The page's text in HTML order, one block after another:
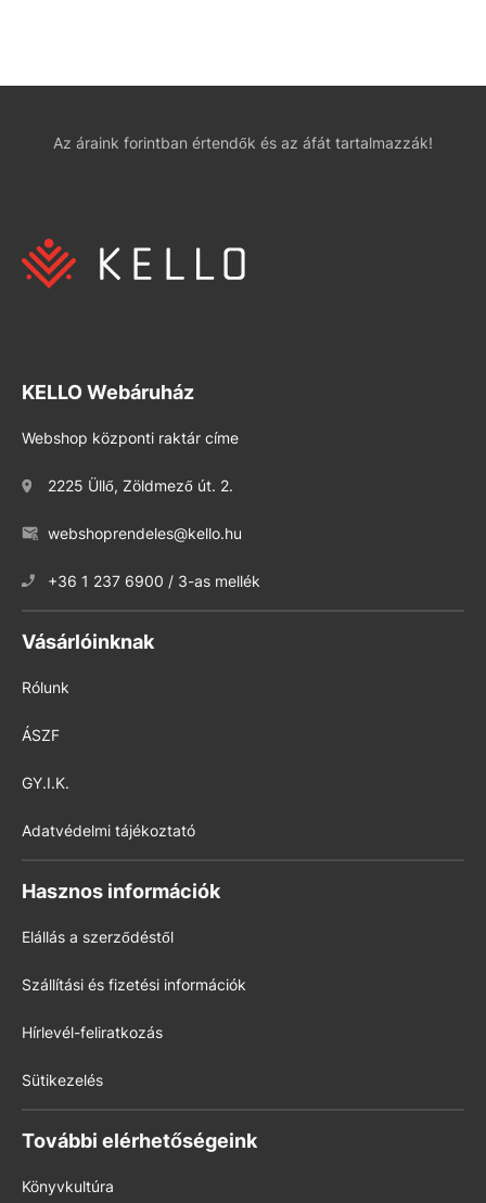
Az áraink forintban értendők és az áfát tartalmazzák!
KELLO Webáruház
Webshop központi raktár címe
2225 Üllő, Zöldmező út. 2.
webshoprendeles@kello.hu
+36 1 237 6900 / 3-as mellék
Vásárlóinknak
Rólunk
ÁSZF
GY.I.K.
Adatvédelmi tájékoztató
Hasznos információk
Elállás a szerződéstől
Szállítási és fizetési információk
Hírlevél-feliratkozás
Sütikezelés
További elérhetőségeink
Könyvkultúra